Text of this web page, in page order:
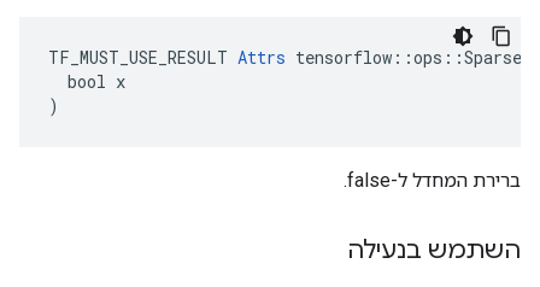
TF_MUST_USE_RESULT Attrs
  bool x
)
ברירת המחדל ל-false.
השתמש בנעילה